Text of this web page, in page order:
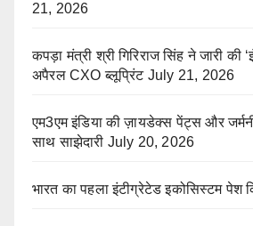
21, 2026
कपड़ा मंत्री श्री गिरिराज सिंह ने जारी की
अपैरल CXO ब्लूप्रिंट July 21, 2026
एम3एम इंडिया की ज़ायडेक्स पेंट्स और
साथ साझेदारी July 20, 2026
भारत का पहला इंटीग्रेटेड इकोसिस्टम पेश